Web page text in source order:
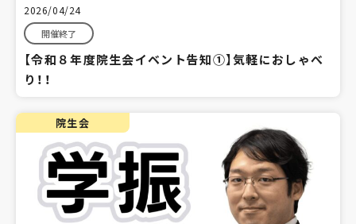
2026/04/24
開催終了
【令和８年度院生会イベント告知①】気軽におしゃべ
り！！
院生会